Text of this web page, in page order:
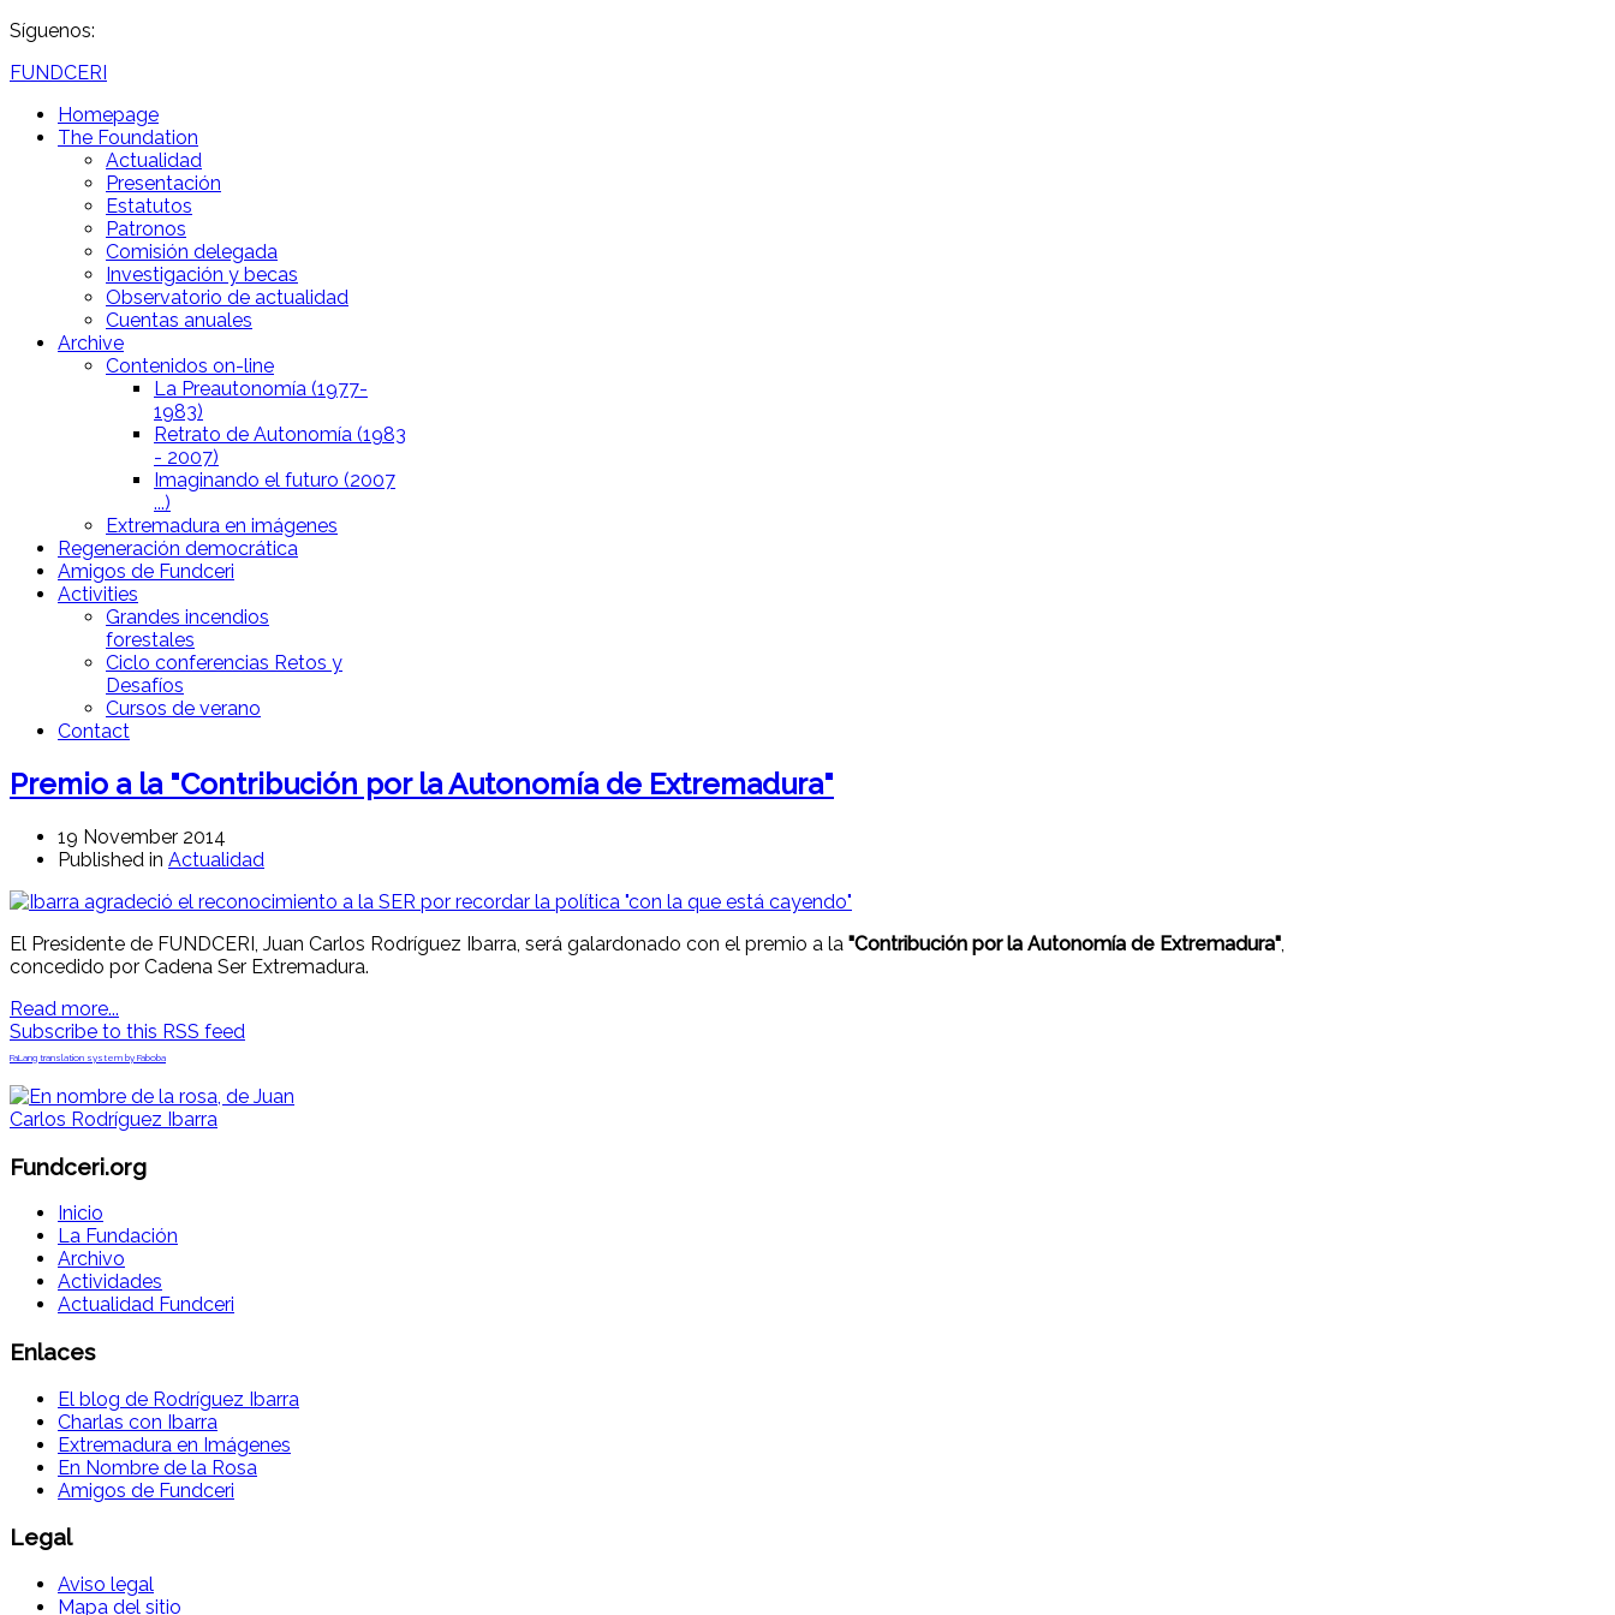
Síguenos:
FUNDCERI
Homepage
The Foundation
Actualidad
Presentación
Estatutos
Patronos
Comisión delegada
Investigación y becas
Observatorio de actualidad
Cuentas anuales
Archive
Contenidos on-line
La Preautonomía (1977-
1983)
Retrato de Autonomía (1983
- 2007)
Imaginando el futuro (2007
...)
Extremadura en imágenes
Regeneración democrática
Amigos de Fundceri
Activities
Grandes incendios
forestales
Ciclo conferencias Retos y
Desafíos
Cursos de verano
Contact
Premio a la "Contribución por la Autonomía de Extremadura"
19 November 2014
Published in Actualidad
El Presidente de FUNDCERI, Juan Carlos Rodríguez Ibarra, será galardonado con el premio a la "Contribución por la Autonomía de Extremadura",
concedido por Cadena Ser Extremadura.
Read more...
Subscribe to this RSS feed
FaLang translation system by Faboba
Fundceri.org
Inicio
La Fundación
Archivo
Actividades
Actualidad Fundceri
Enlaces
El blog de Rodríguez Ibarra
Charlas con Ibarra
Extremadura en Imágenes
En Nombre de la Rosa
Amigos de Fundceri
Legal
Aviso legal
Mapa del sitio